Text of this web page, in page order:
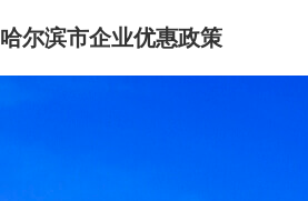
哈尔滨市企业优惠政策